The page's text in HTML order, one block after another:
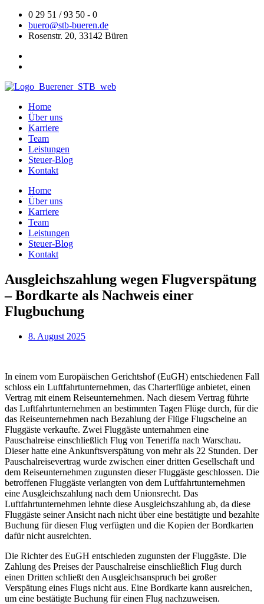
Zum
Inhalt
springen
0 29 51 / 93 50 - 0
buero@stb-bueren.de
Rosenstr. 20, 33142 Büren
Home
Über uns
Karriere
Team
Leistungen
Steuer-Blog
Kontakt
Home
Über uns
Karriere
Team
Leistungen
Steuer-Blog
Kontakt
Ausgleichszahlung wegen Flugverspätung
– Bordkarte als Nachweis einer
Flugbuchung
8. August 2025
In einem vom Europäischen Gerichtshof (EuGH) entschiedenen Fall
schloss ein Luftfahrtunternehmen, das Charterflüge anbietet, einen
Vertrag mit einem Reiseunternehmen. Nach diesem Vertrag führte
das Luftfahrtunternehmen an bestimmten Tagen Flüge durch, für die
das Reiseunternehmen nach Bezahlung der Flüge Flugscheine an
Fluggäste verkaufte. Zwei Fluggäste unternahmen eine
Pauschalreise einschließlich Flug von Teneriffa nach Warschau.
Dieser hatte eine Ankunftsverspätung von mehr als 22 Stunden. Der
Pauschalreisevertrag wurde zwischen einer dritten Gesellschaft und
dem Reiseunternehmen zugunsten dieser Fluggäste geschlossen. Die
betroffenen Fluggäste verlangten von dem Luftfahrtunternehmen
eine Ausgleichszahlung nach dem Unionsrecht. Das
Luftfahrtunternehmen lehnte diese Ausgleichszahlung ab, da diese
Fluggäste seiner Ansicht nach nicht über eine bestätigte und bezahlte
Buchung für diesen Flug verfügten und die Kopien der Bordkarten
dafür nicht ausreichten.
Die Richter des EuGH entschieden zugunsten der Fluggäste. Die
Zahlung des Preises der Pauschalreise einschließlich Flug durch
einen Dritten schließt den Ausgleichsanspruch bei großer
Verspätung eines Flugs nicht aus. Eine Bordkarte kann ausreichen,
um eine bestätigte Buchung für einen Flug nachzuweisen.